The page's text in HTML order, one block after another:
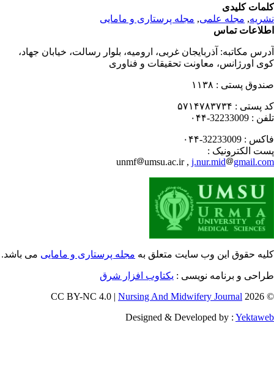
کلیدی
,مجله علمی, مجله پرستاری و مامایی
تماس
مکاتبه:آذربایجان غربی، ارومیه، بلوار رسالت، خیابان جهاد،
اورژانس، معاونت تحقیقات و فناوری
پستی : ۱۱۳۸
پستی : ۵۷۱۴۷۸۳۷۳۴
: 32233009-۰۴۴
: 32233009-۰۴۴
الکترونیک :
unmf
umsu.ac.ir ,j.nur.mid
حقوق این وب سایت متعلق بهمجله پرستاری و ماماییمی باشد.
و برنامه نویسی : یکتاوب افزار شرق
©
Nursing And Midwifery Journal
Designed & Developed by :